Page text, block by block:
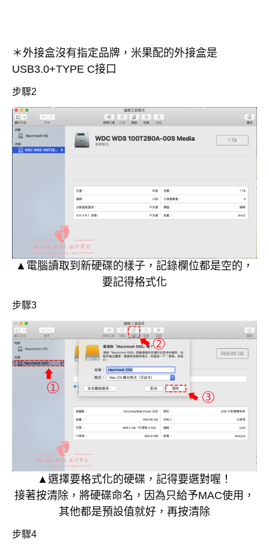
＊外接盒沒有指定品牌，米果配的外接盒是
USB3.0+TYPE C接口
步驟2
▲電腦讀取到新硬碟的樣子，記錄欄位都是空的，
要記得格式化
步驟3
▲選擇要格式化的硬碟，記得要選對喔！
接著按清除，將硬碟命名，因為只給予MAC使用，
其他都是預設值就好，再按清除
步驟4